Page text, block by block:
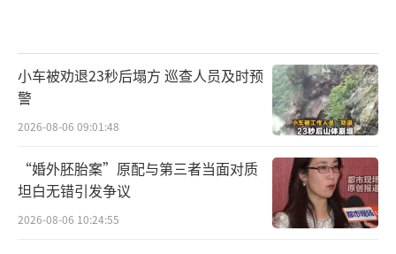
小车被劝退23秒后塌方 巡查人员及时预
警
2026-08-06 09:01:48
“婚外胚胎案”原配与第三者当面对质
坦白无错引发争议
2026-08-06 10:24:55